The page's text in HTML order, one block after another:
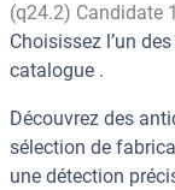
(q24.2) Candidate
Choisissez l’un des
catalogue .
Découvrez des
sélection de
une détection